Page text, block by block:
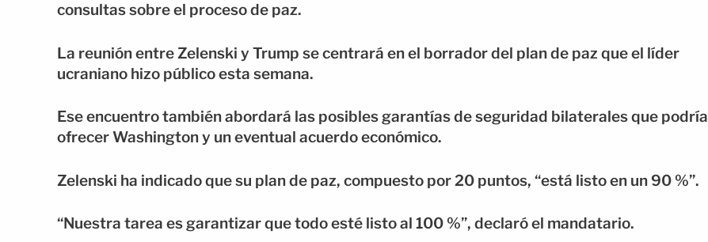
consultas sobre el proceso de paz.
La reunión entre Zelenski y Trump se centrará en el borrador del plan de paz que el líder
ucraniano hizo público esta semana.
Ese encuentro también abordará las posibles garantías de seguridad bilaterales que podría
ofrecer Washington y un eventual acuerdo económico.
Zelenski ha indicado que su plan de paz, compuesto por 20 puntos, “está listo en un 90 %”.
“Nuestra tarea es garantizar que todo esté listo al 100 %”, declaró el mandatario.